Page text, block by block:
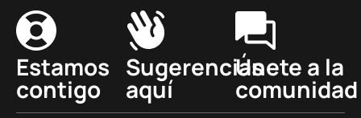
Estamos
contigo
Sugerencias
aquí
Únete a la
comunidad